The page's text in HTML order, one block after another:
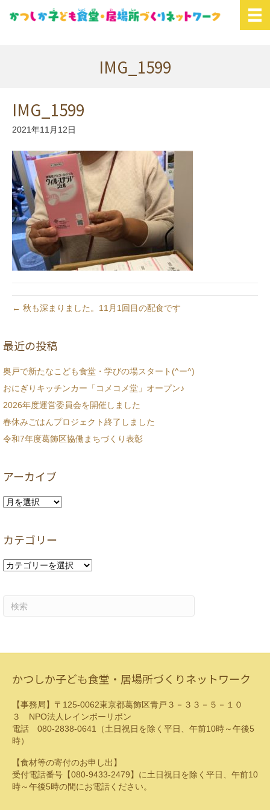
IMG_1599
IMG_1599
2021年11月12日
← 秋も深まりました。11月1回目の配食です
最近の投稿
奥戸で新たなこども食堂・学びの場スタート(^ー^)
おにぎりキッチンカー「コメコメ堂」オープン♪
2026年度運営委員会を開催しました
春休みごはんプロジェクト終了しました
令和7年度葛飾区協働まちづくり表彰
アーカイブ
ア
イ
カテゴリー
カ
かつしか子ども食堂・居場所づくりネットワーク
【事務局】〒125-0062東京都葛飾区青戸３－３３－５－１０
３ NPO法人レインボーリボン
電話 080-2838-0641（土日祝日を除く平日、午前10時～午後5
時）
【食材等の寄付のお申し出】
受付電話番号【080-9433-2479】に土日祝日を除く平日、午前10
時～午後5時の間にお電話ください。